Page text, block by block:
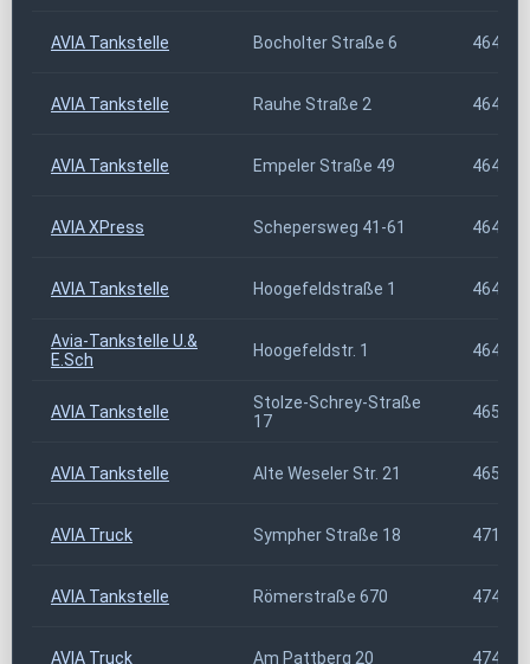
AVIA Tankstelle Bocholter Straße 6 46419
AVIA Tankstelle Rauhe Straße 2 46459
AVIA Tankstelle Empeler Straße 49 46459
AVIA XPress Schepersweg 41-61 46485
AVIA Tankstelle Hoogefeldstraße 1 46499
Avia-Tankstelle U.&
E.Sch
Hoogefeldstr. 1 46499
AVIA Tankstelle
Stolze-Schrey-Straße
17
46539
AVIA Tankstelle Alte Weseler Str. 21 46569
AVIA Truck Sympher Straße 18 47138
AVIA Tankstelle Römerstraße 670 47443
AVIA Truck Am Pattberg 20 47445